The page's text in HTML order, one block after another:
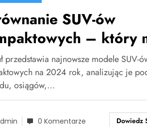
SUV-ów
– który
w 2024 roku?
przedstawia najnowsze modele SUV-
na 2024 rok, analizując je
osiągów,…
0 Komentarze Dowiedz